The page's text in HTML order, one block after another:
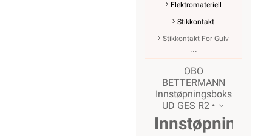
Elektromateriell
Stikkontakt
Stikkontakt For Gulv
OBO
BETTERMANN
Innstøpningsboks
UD GES R2 •